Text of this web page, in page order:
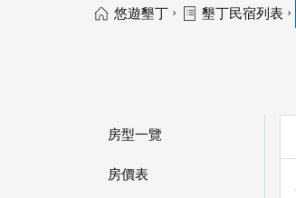
悠遊墾丁 › 墾丁民宿列表 ›
房型一覽
房價表